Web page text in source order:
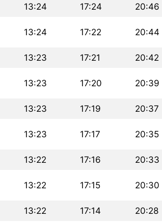
13:24 17:24 20:46
13:24 17:22 20:44
13:23 17:21 20:42
13:23 17:20 20:39
13:23 17:19 20:37
13:23 17:17 20:35
13:22 17:16 20:33
13:22 17:15 20:30
13:22 17:14 20:28